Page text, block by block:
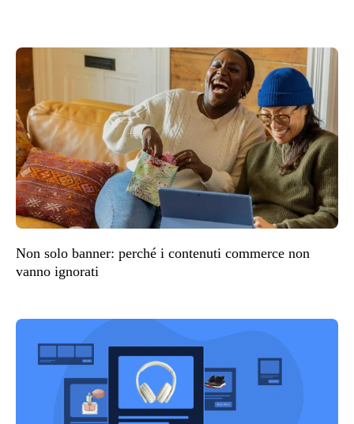
Non solo banner: perché i contenuti commerce non
vanno ignorati